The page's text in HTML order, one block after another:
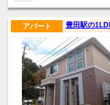
豊田駅の
アパート